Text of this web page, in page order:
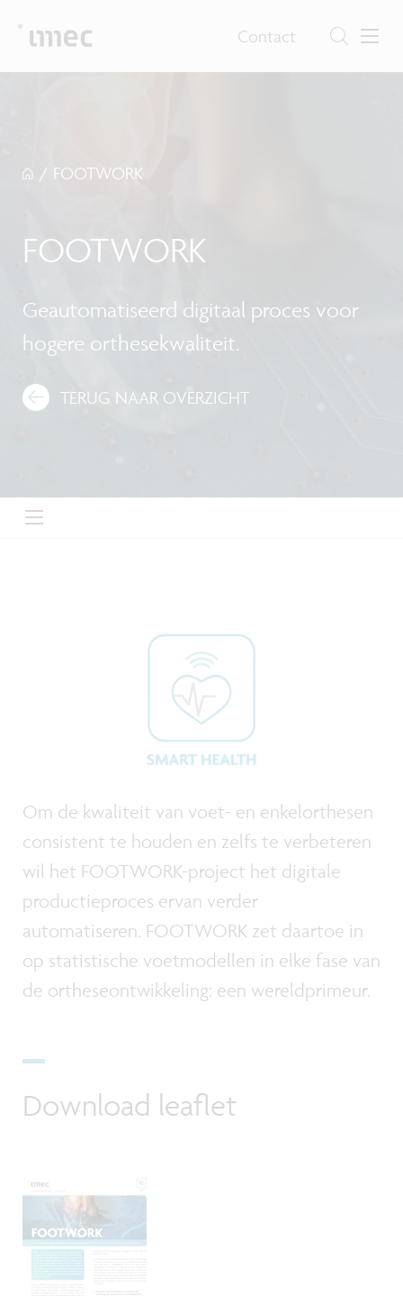
Contact
/ FOOTWORK
FOOTWORK
Geautomatiseerd digitaal proces voor
hogere orthesekwaliteit.
TERUG NAAR OVERZICHT
Om de kwaliteit van voet- en enkelorthesen
consistent te houden en zelfs te verbeteren
wil het FOOTWORK-project het digitale
productieproces ervan verder
automatiseren. FOOTWORK zet daartoe in
op statistische voetmodellen in elke fase van
de ortheseontwikkeling: een wereldprimeur.
Download leaflet